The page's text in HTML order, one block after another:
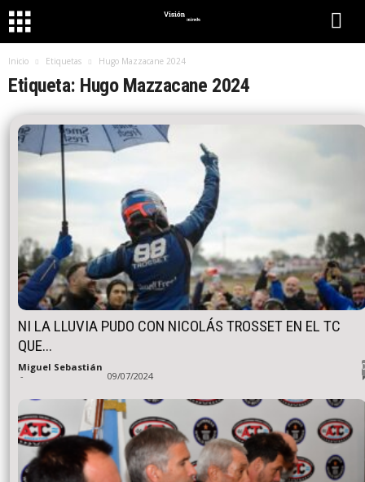
Inicio Etiquetas Hugo Mazzacane 2024
Etiqueta: Hugo Mazzacane 2024
NI LA LLUVIA PUDO CON NICOLÁS TROSSET EN EL TC
QUE...
Miguel Sebastián
- 09/07/2024